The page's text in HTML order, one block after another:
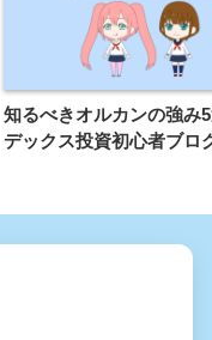
知るべきオルカンの強み
デックス投資初心者ブロ